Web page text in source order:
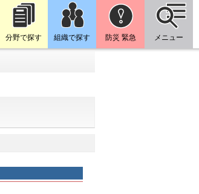
分野で探す 組織で探す 防災 緊急 メニュー